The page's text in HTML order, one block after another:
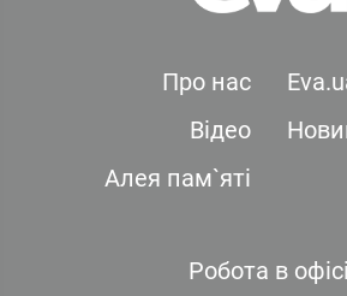
Про нас
Відео
Алея пам`яті
Робота в офісі